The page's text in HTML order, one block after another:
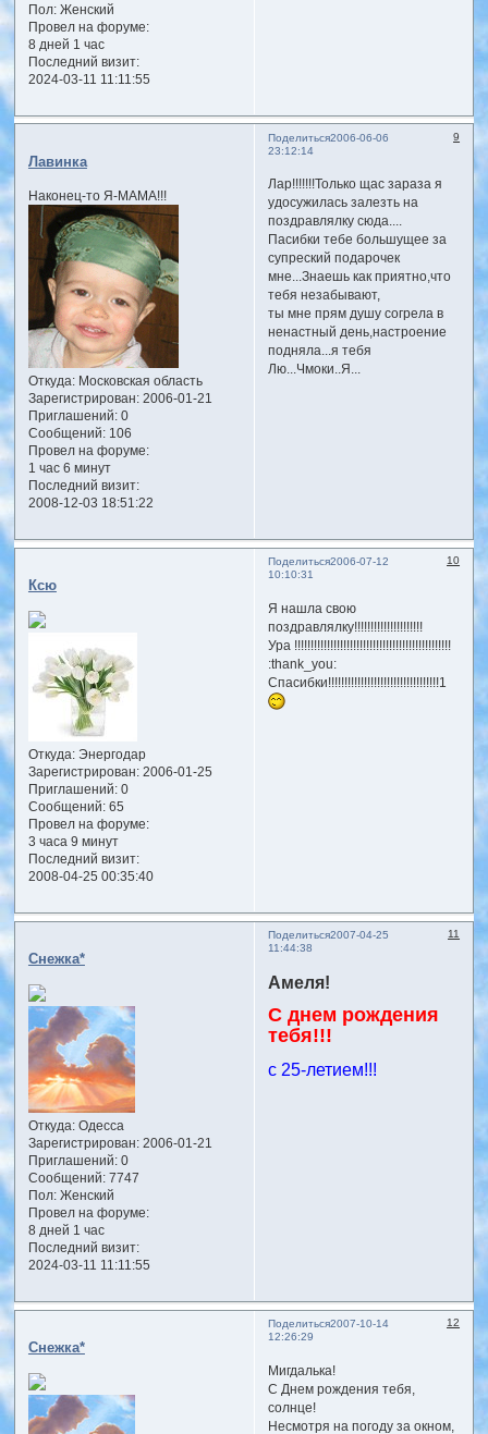
Пол:Женский
Провел на форуме:
8 дней 1 час
Последний визит:
2024-03-11 11:11:55
Поделиться 9
2006-06-06
23:12:14
Лавинка
Наконец-то Я-МАМА!!!
Откуда:Московская область
Зарегистрирован: 2006-01-21
Приглашений:0
Сообщений:106
Провел на форуме:
1 час 6 минут
Последний визит:
2008-12-03 18:51:22
Лар!!!!!!!Только щас зараза я
удосужилась залезть на
поздравлялку сюда....
Пасибки тебе большущее за
супреский подарочек
мне...Знаешь как приятно,что
тебя незабывают,
ты мне прям душу согрела в
ненастный день,настроение
подняла...я тебя
Лю...Чмоки..Я...
Поделиться 10
2006-07-12
10:10:31
Ксю
Откуда:Энергодар
Зарегистрирован: 2006-01-25
Приглашений:0
Сообщений:65
Провел на форуме:
3 часа 9 минут
Последний визит:
2008-04-25 00:35:40
Я нашла свою
поздравлялку!!!!!!!!!!!!!!!!!!!!!
Ура !!!!!!!!!!!!!!!!!!!!!!!!!!!!!!!!!!!!!!!!!!!!!!!!
:thank_you:
Спасибки!!!!!!!!!!!!!!!!!!!!!!!!!!!!!!!!!!1
Поделиться 11
2007-04-25
11:44:38
Снежка*
Откуда:Одесса
Зарегистрирован: 2006-01-21
Приглашений:0
Сообщений:7747
Пол:Женский
Провел на форуме:
8 дней 1 час
Последний визит:
2024-03-11 11:11:55
Амеля!
С днем рождения
тебя!!!
с 25-летием!!!
Поделиться 12
2007-10-14
12:26:29
Снежка*
Мигдалька!
С Днем рождения тебя,
солнце!
Несмотря на погоду за окном,